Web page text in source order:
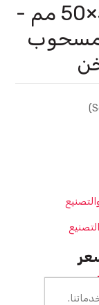
أنبوب مربع - مقاس 50×50 مم -
مسحوب